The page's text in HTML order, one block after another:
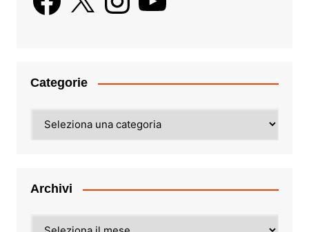
Categorie
Archivi